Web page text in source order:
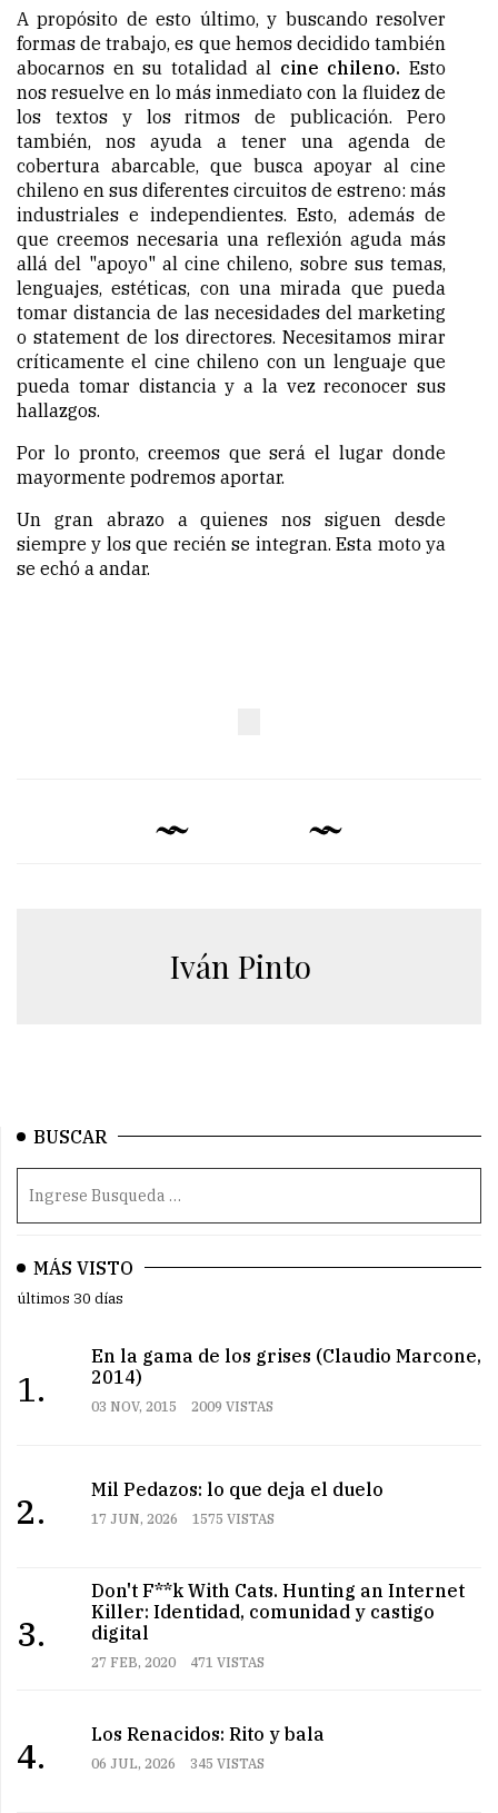
A propósito de esto último, y buscando resolver
formas de trabajo, es que hemos decidido también
abocarnos en su totalidad al cine chileno. Esto
nos resuelve en lo más inmediato con la fluidez de
los textos y los ritmos de publicación. Pero
también, nos ayuda a tener una agenda de
cobertura abarcable, que busca apoyar al cine
chileno en sus diferentes circuitos de estreno: más
industriales e independientes. Esto, además de
que creemos necesaria una reflexión aguda más
allá del "apoyo" al cine chileno, sobre sus temas,
lenguajes, estéticas, con una mirada que pueda
tomar distancia de las necesidades del marketing
o statement de los directores. Necesitamos mirar
críticamente el cine chileno con un lenguaje que
pueda tomar distancia y a la vez reconocer sus
hallazgos.
Por lo pronto, creemos que será el lugar donde
mayormente podremos aportar.
Un gran abrazo a quienes nos siguen desde
siempre y los que recién se integran. Esta moto ya
se echó a andar.
Iván Pinto
BUSCAR
MÁS VISTO
últimos 30 días
1.
En la gama de los grises (Claudio Marcone,
2014)
03 NOV, 2015 2009 VISTAS
2.
Mil Pedazos: lo que deja el duelo
17 JUN, 2026 1575 VISTAS
3.
Don't F**k With Cats. Hunting an Internet
Killer: Identidad, comunidad y castigo
digital
27 FEB, 2020 471 VISTAS
4.
Los Renacidos: Rito y bala
06 JUL, 2026 345 VISTAS